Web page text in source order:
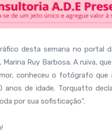
desta semana no portal
Marina Ruy Barbosa. A ruiva,
conheceu o fotógrafo que
anos de idade. Torquatto
por sua sofisticação".